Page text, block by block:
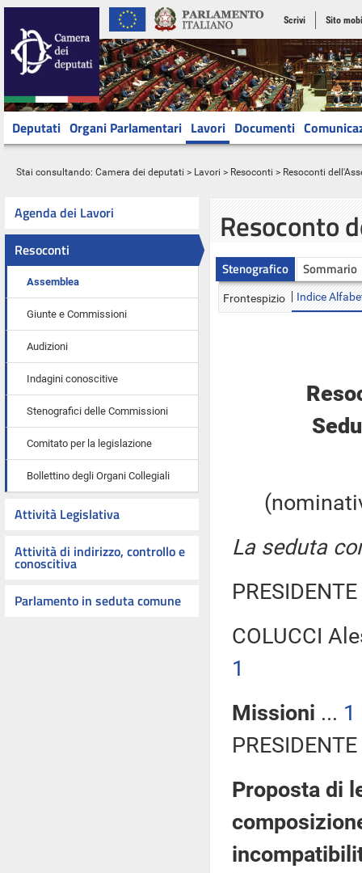
Scrivi Sito
Deputati Organi Parlamentari Lavori Documenti
Stai consultando: Camera dei deputati > Lavori > Resoconti > Resoconti
Agenda dei Lavori
Resoconti
Assemblea
Giunte e Commissioni
Audizioni
Indagini conoscitive
Stenografici delle Commissioni
Comitato per la legislazione
Bollettino degli Organi Collegiali
Attività Legislativa
Attività di indirizzo, controllo e
conoscitiva
Parlamento in seduta comune
Resoconto
Stenografico Sommario
Frontespizio Indice
La seduta
COLUCCI
1
Missioni ... 1
Proposta di